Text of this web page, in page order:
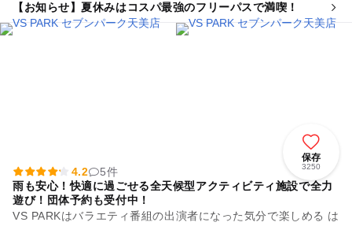
【お知らせ】夏休みはコスパ最強のフリーパスで満喫！
保存
3250
4.2
5件
雨も安心！快適に過ごせる全天候型アクティビティ施設で全力
遊び！団体予約も受付中！
VS PARKはバラエティ番組の出演者になった気分で楽しめる は